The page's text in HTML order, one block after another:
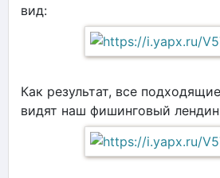
вид:
Как результат, все
видят наш фишинговый